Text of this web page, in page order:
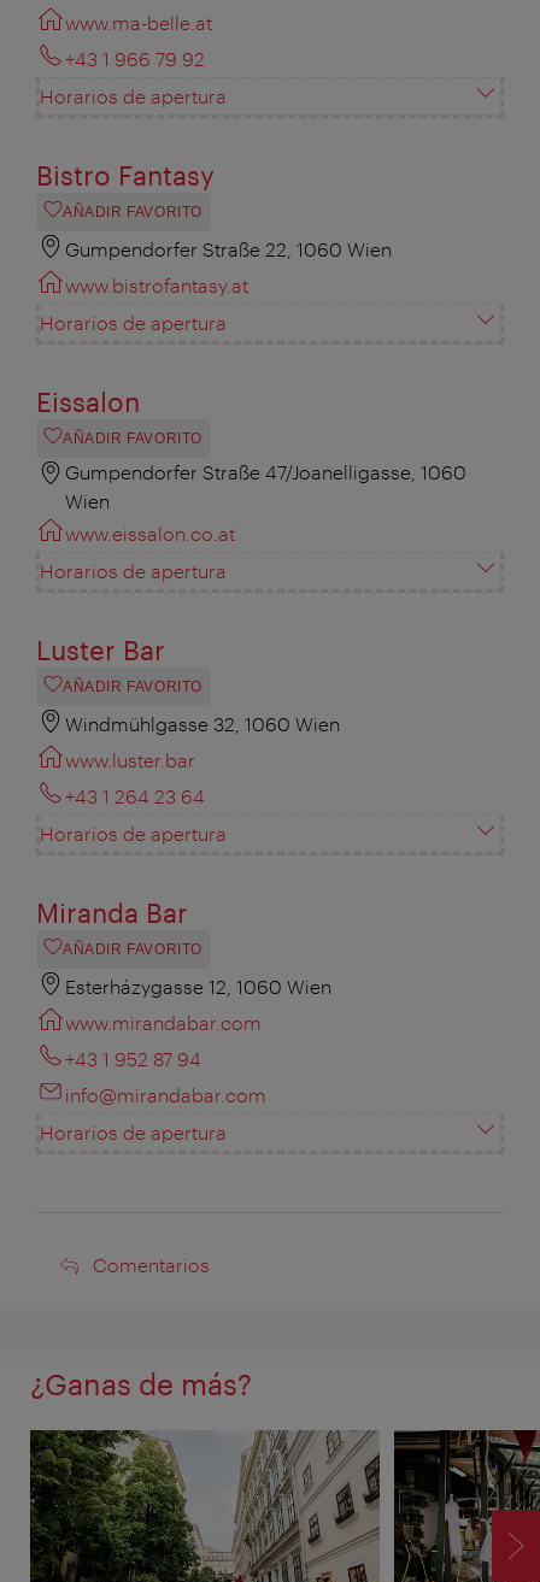
www.ma-belle.at
+43 1 966 79 92
Horarios de apertura
Bistro Fantasy
AÑADIR FAVORITO
Gumpendorfer Straße 22, 1060 Wien
www.bistrofantasy.at
Horarios de apertura
Eissalon
AÑADIR FAVORITO
Gumpendorfer Straße 47/Joanelligasse, 1060
Wien
www.eissalon.co.at
Horarios de apertura
Luster Bar
AÑADIR FAVORITO
Windmühlgasse 32, 1060 Wien
www.luster.bar
+43 1 264 23 64
Horarios de apertura
Miranda Bar
AÑADIR FAVORITO
Esterházygasse 12, 1060 Wien
www.mirandabar.com
+43 1 952 87 94
info@mirandabar.com
Horarios de apertura
Comentarios
Comentarios
¿Ganas de más?